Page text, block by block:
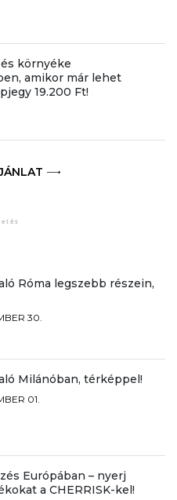
környéke
amikor már lehet
19.200 Ft!
Róma legszebb részein,
30.
Milánóban, térképpel!
01.
Európában – nyerj
a CHERRISK-kel!